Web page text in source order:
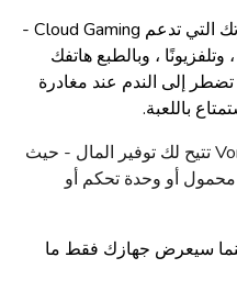
هنا يمكنك اللعب على أي من أجهزتك التي تدعم Cloud Gaming -
، وبالطبع هاتفك
إلى الندم عند مغادرة
باللعبة.
لاحظ أيضًا أن Vortex Cloud Gaming تتيح لك توفير المال - حيث
أو وحدة تحكم أو
سيعرض جهازك فقط ما